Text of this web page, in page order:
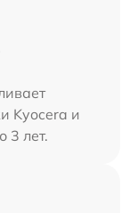
Kyocera и
3 лет.